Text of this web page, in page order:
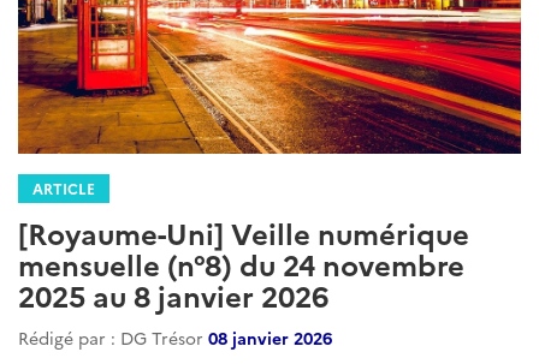
ARTICLE
[Royaume-Uni] Veille numérique
mensuelle (n°8) du 24 novembre
2025 au 8 janvier 2026
Rédigé par : DG Trésor 08 janvier 2026